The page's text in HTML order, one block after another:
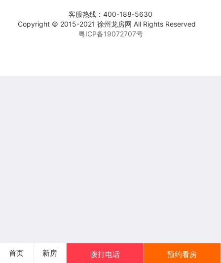
首页 新房 拨打电话 预约看房
客服热线：400-188-5630
Copyright © 2015-2021 徐州龙房网 All Rights Reserved
粤ICP备19072707号